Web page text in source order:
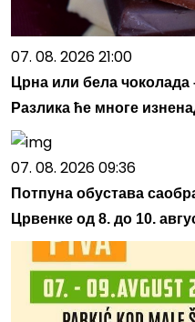
07. 08. 2026 21:00
Црна или бела чоколада
Разлика ће многе
07. 08. 2026 09:36
Потпуна обустава
Црвенке од 8. до 10.